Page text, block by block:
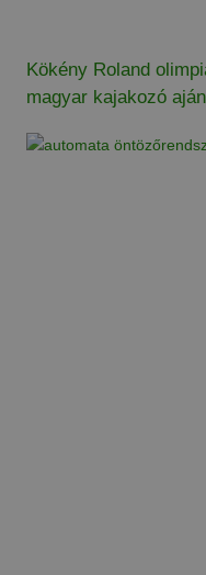
Kökény Roland
magyar kajakozó